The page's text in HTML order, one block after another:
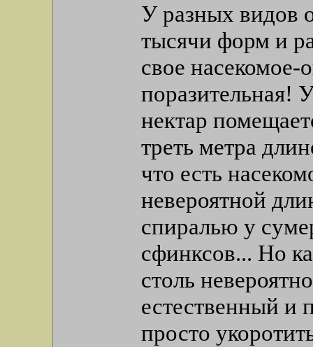
У разных видов
тысячи форм и
свое
поразительная!
нектар
треть метра
что есть
невероятной
спиралью у
сфинксов... Но
столь
естественный и
просто